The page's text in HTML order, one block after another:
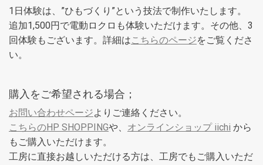
1日体験は、”ひもづくり”という技法で制作いたします。
追加1,500円で電動ロクロも体験いただけます。その他、3
回体験もございます。詳細はこちらのページをご覧くださ
い。
購入をご希望される場合；
お問い合わせページよりご連絡ください。
こちらのHP SHOPPINGや、 オンラインショップ iichi から
もご購入いただけます。
工房に直接お越しいただける方は、工房でもご購入いただ